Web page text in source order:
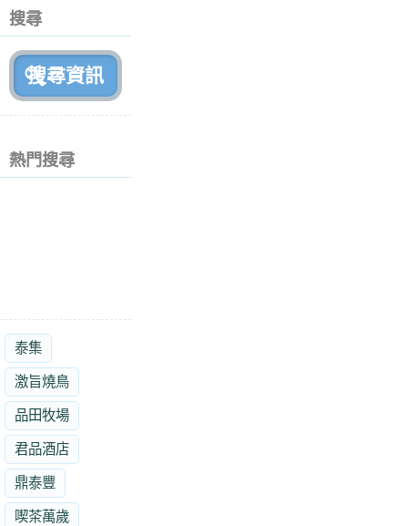
搜尋
熱門搜尋
泰集
激旨燒鳥
品田牧場
君品酒店
鼎泰豐
喫茶萬歲